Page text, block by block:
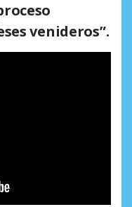
venideros”.